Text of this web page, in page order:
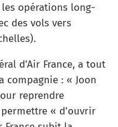
opérations long-
des vols vers
d’Air France, a tout
compagnie : « Joon
reprendre
« d’ouvrir